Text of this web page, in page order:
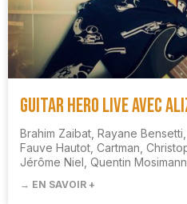
Guitar Hero Live Avec
Brahim Zaibat, Rayane
Fauve Hautot, Cartman,
Jérôme Niel, Quentin
→ EN SAVOIR +